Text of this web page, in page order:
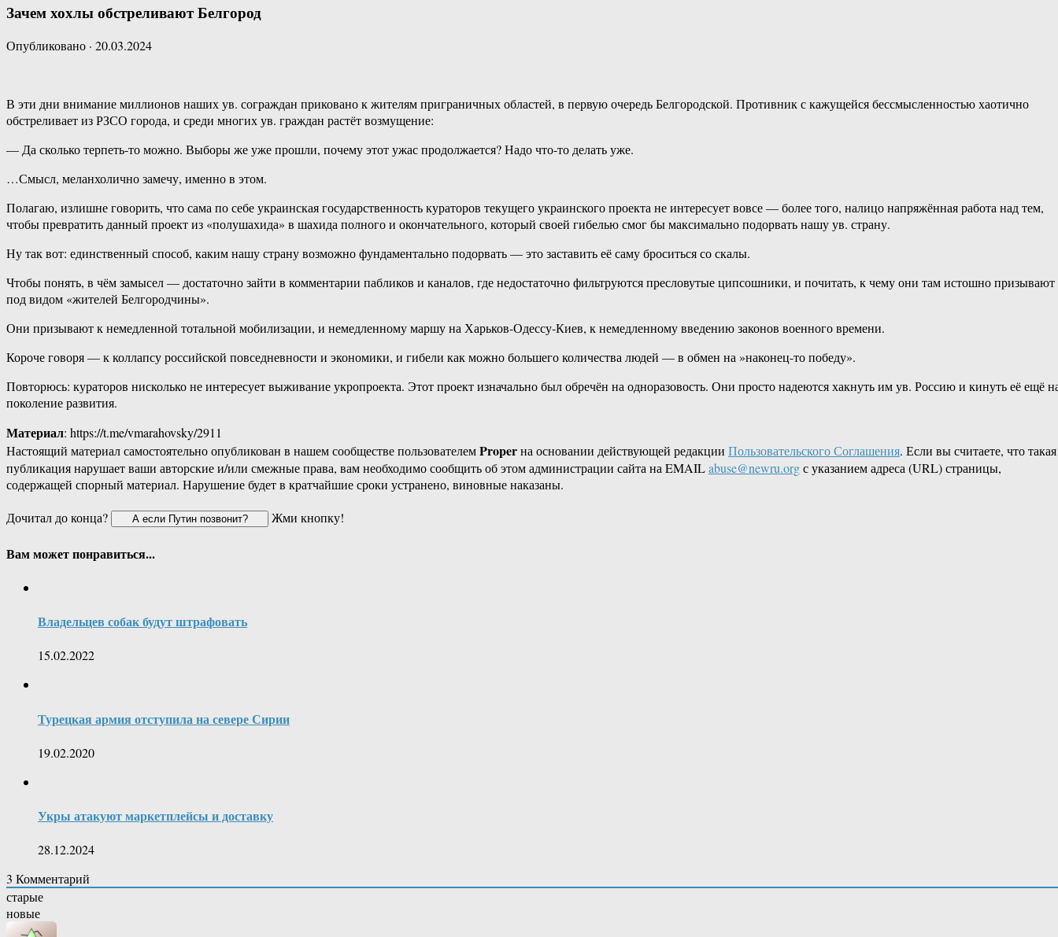
Зачем хохлы обстреливают Белгород
Опубликовано · 20.03.2024
В ‎эти‏ ‎дни ‎внимание ‎миллионов‏ ‎наших‏ ‎ув. ‎сограждан‏ ‎приковано ‎к ‎жителям ‎приграничных ‎областей,‏ ‎в ‎первую‏ ‎очередь‏ ‎Белгородской.‏ ‎Противник ‎с‏ ‎кажущейся ‎бессмысленностью ‎хаотично
‎обстреливает‏ ‎из‏ ‎РЗСО‏ ‎города, ‎и‏ ‎среди ‎многих ‎ув. ‎граждан‏ ‎растёт ‎возмущение:
— Да‏ ‎сколько‏ ‎терпеть-то‏ ‎можно. ‎Выборы ‎же‏ ‎уже ‎прошли, ‎почему‏ ‎этот ‎ужас‏ ‎продолжается?‏ ‎Надо ‎что-то‏ ‎делать ‎уже.
…Смысл,‏ ‎меланхолично ‎замечу, ‎именно ‎в ‎этом.
Полагаю,‏ ‎излишне‏ ‎говорить, ‎что‏ ‎сама ‎по‏ ‎себе ‎украинская ‎государственность ‎кураторов ‎текущего‏ ‎украинского‏ ‎проекта‏ ‎не ‎интересует‏ ‎вовсе ‎—‏ ‎более ‎того,‏ ‎налицо‏ ‎напряжённая ‎работа ‎над‏ ‎тем,
‎чтобы ‎превратить ‎данный‏ ‎проект ‎из‏ ‎«полушахида»‏ ‎в‏ ‎шахида ‎полного ‎и ‎окончательного, ‎который‏ ‎своей ‎гибелью ‎смог‏ ‎бы‏ ‎максимально ‎подорвать‏ ‎нашу ‎ув. ‎страну.
Ну ‎так ‎вот:‏ ‎единственный ‎способ,‏ ‎каким‏ ‎нашу‏ ‎страну ‎возможно‏ ‎фундаментально ‎подорвать‏ ‎— ‎это‏ ‎заставить ‎её ‎саму‏ ‎броситься‏ ‎со‏ ‎скалы.
Чтобы ‎понять,‏ в чём замысел ‎—‏ ‎достаточно ‎зайти ‎в‏ ‎комментарии ‎пабликов‏ ‎и‏ ‎каналов, ‎где‏ ‎недостаточно ‎фильтруются‏ ‎пресловутые ‎ципсошники, ‎и ‎почитать, ‎к‏ ‎чему‏ ‎они ‎там‏ истошно ‎призывают
‎под‏ ‎видом ‎«жителей ‎Белгородчины».
Они ‎призывают ‎к‏ ‎немедленной‏ ‎тотальной‏ ‎мобилизации, ‎и‏ ‎немедленному ‎маршу‏ ‎на ‎Харьков-Одессу-Киев,‏ ‎к‏ ‎немедленному ‎введению ‎законов‏ ‎военного ‎времени.
Короче ‎говоря ‎—‏ ‎к ‎коллапсу‏ ‎российской‏ ‎повседневности‏ ‎и ‎экономики, ‎и ‎гибели ‎как‏ ‎можно ‎большего ‎количества‏ ‎людей —‏ ‎в ‎обмен ‎на ‎»наконец-то ‎победу».
Повторюсь:‏ кураторов ‎нисколько‏ ‎не‏ ‎интересует‏ ‎выживание ‎укропроекта.‏ ‎Этот ‎проект‏ ‎изначально ‎был ‎обречён‏ ‎на‏ ‎одноразовость.‏ ‎Они ‎просто‏ ‎надеются ‎хакнуть ‎им ‎ув.‏ ‎Россию ‎и‏ ‎кинуть‏ ‎её‏ ‎ещё ‎на
‎поколение‏ ‎развития.
Материал: https://t.me/vmarahovsky/2911
Настоящий материал самостоятельно опубликован в нашем сообществе пользователемProperна основании действующей редакции Пользовательского Соглашения. Если вы считаете, что такая
публикация нарушает ваши авторские и/или смежные права, вам необходимо сообщить об этом администрации сайта на EMAILabuse@newru.orgс указанием адреса (URL) страницы,
содержащей спорный материал. Нарушение будет в кратчайшие сроки устранено, виновные наказаны.
Дочитал до конца?
Жми кнопку!
Вам может понравиться...
Владельцев собак будут штрафовать
15.02.2022
Турецкая армия отступила на севере Сирии
19.02.2020
Укры атакуют маркетплейсы и доставку
28.12.2024
3 Комментарий
старые
новые